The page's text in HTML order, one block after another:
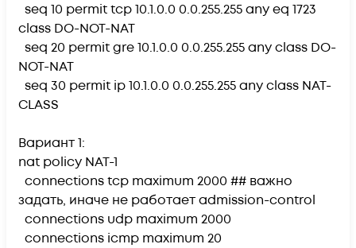
seq 10 permit tcp 10.1.0.0 0.0.255.255 any eq 1723
class DO-NOT-NAT
seq 20 permit gre 10.1.0.0 0.0.255.255 any class DO-
NOT-NAT
seq 30 permit ip 10.1.0.0 0.0.255.255 any class NAT-
CLASS
Вариант 1:
nat policy NAT-1
connections tcp maximum 2000 ## важно
задать, иначе не работает admission-control
connections udp maximum 2000
connections icmp maximum 20